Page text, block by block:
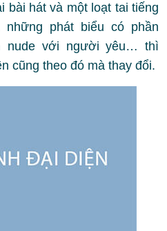
bài hát và một loạt tai tiếng
phát biểu có phần
nude với người yêu… thì
cũng theo đó mà thay đổi.